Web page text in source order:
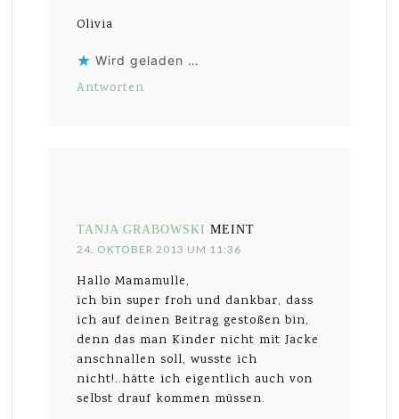
Olivia
Wird geladen …
Antworten
TANJA GRABOWSKI MEINT
24. OKTOBER 2013 UM 11:36
Hallo Mamamulle,
ich bin super froh und dankbar, dass
ich auf deinen Beitrag gestoßen bin,
denn das man Kinder nicht mit Jacke
anschnallen soll, wusste ich
nicht!..hätte ich eigentlich auch von
selbst drauf kommen müssen.